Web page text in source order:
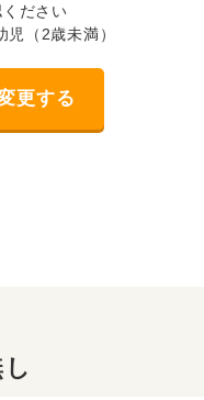
ださい
（2歳未満）
更する